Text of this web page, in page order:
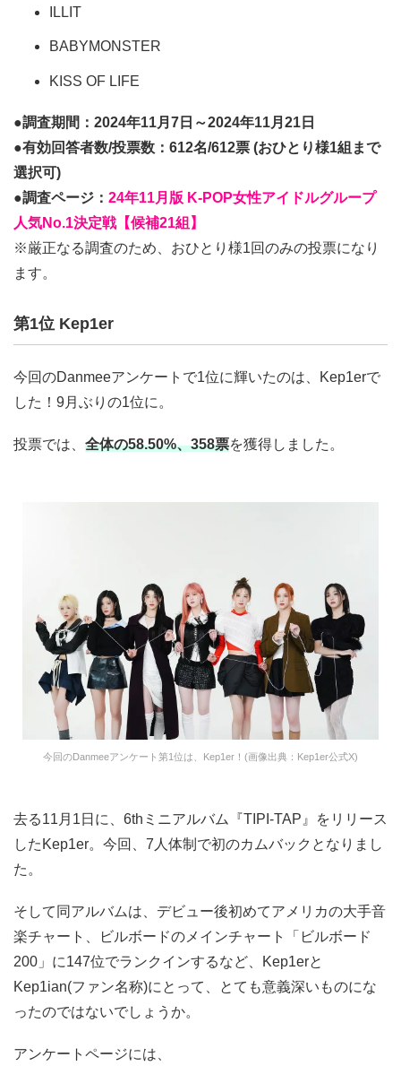
ILLIT
BABYMONSTER
KISS OF LIFE
●調査期間：2024年11月7日～2024年11月21日
●有効回答者数/投票数：612名/612票 (おひとり様1組まで
選択可)
●調査ページ： 24年11月版 K-POP女性アイドルグループ
人気No.1決定戦【候補21組】
※厳正なる調査のため、おひとり様1回のみの投票になり
ます。
第1位 Kep1er
今回のDanmeeアンケートで1位に輝いたのは、Kep1erで
した！9月ぶりの1位に。
投票では、 全体の58.50%、358票を獲得しました。
今回のDanmeeアンケート第1位は、Kep1er！(画像出典：Kep1er公式X)
去る11月1日に、6thミニアルバム『TIPI-TAP』をリリース
したKep1er。今回、7人体制で初のカムバックとなりまし
た。
そして同アルバムは、デビュー後初めてアメリカの大手音
楽チャート、ビルボードのメインチャート「ビルボード
200」に147位でランクインするなど、Kep1erと
Kep1ian(ファン名称)にとって、とても意義深いものにな
ったのではないでしょうか。
アンケートページには、